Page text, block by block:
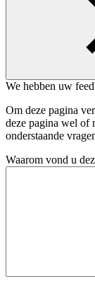
We hebben uw
Om deze pagina
deze pagina wel of
onderstaande
Waarom vond u